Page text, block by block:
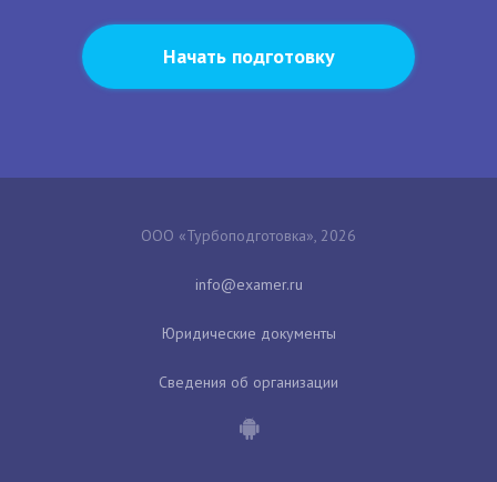
Начать подготовку
ООО «Турбоподготовка», 2026
Юридические документы
Сведения об организации